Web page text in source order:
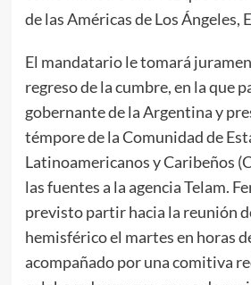
de las Américas de Los Ángeles,
El mandatario le tomará
regreso de la cumbre, en la que
gobernante de la Argentina y
témpore de la Comunidad de
Latinoamericanos y Caribeños
las fuentes a la agencia Telam.
previsto partir hacia la reunión
hemisférico el martes en horas
acompañado por una comitiva